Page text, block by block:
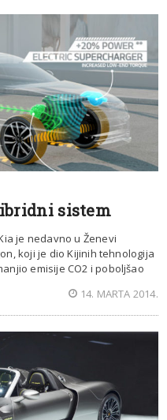
sistem
je nedavno u Ženevi
koji je dio Kijinih tehnologija
emisije CO2 i poboljšao
14. MARTA 2014.